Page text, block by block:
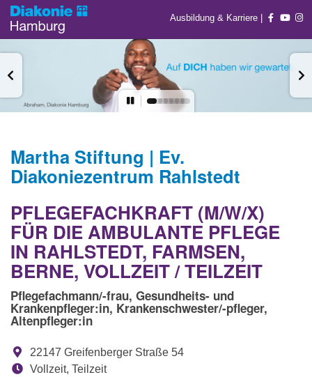
Ausbildung & Karriere |
Martha Stiftung | Ev.
Diakoniezentrum Rahlstedt
PFLEGEFACHKRAFT (M/W/X)
FÜR DIE AMBULANTE PFLEGE
IN RAHLSTEDT, FARMSEN,
BERNE, VOLLZEIT / TEILZEIT
Pflegefachmann/-frau, Gesundheits- und
Krankenpfleger:in, Krankenschwester/-pfleger,
Altenpfleger:in
22147 Greifenberger Straße 54
Vollzeit, Teilzeit